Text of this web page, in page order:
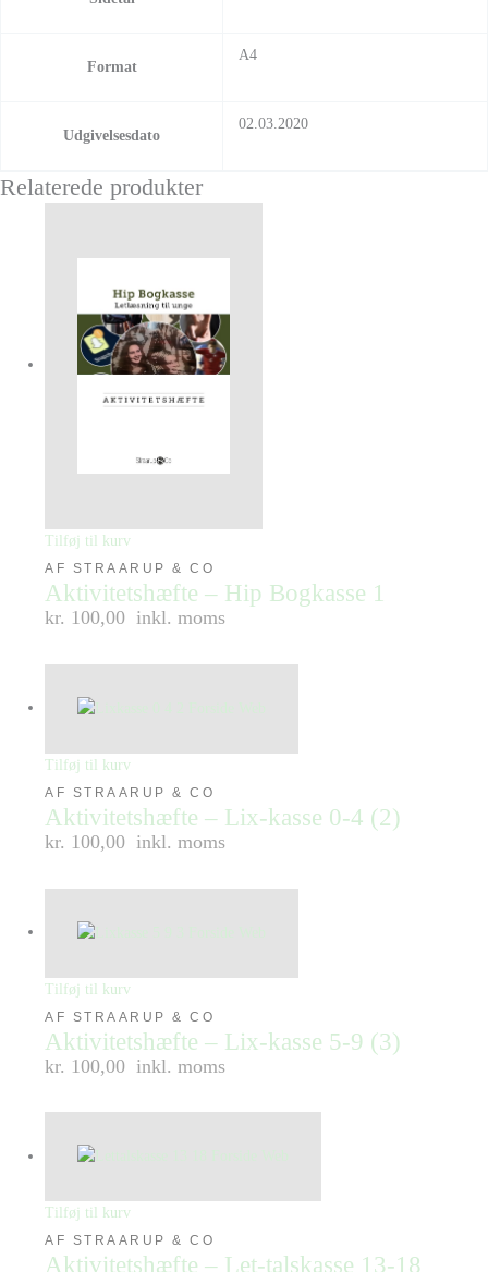
Format
A4
Udgivelsesdato
02.03.2020
Relaterede produkter
Tilføj til kurv
AF STRAARUP & CO
Aktivitetshæfte – Hip Bogkasse 1
kr. 100,00 inkl. moms
Tilføj til kurv
AF STRAARUP & CO
Aktivitetshæfte – Lix-kasse 0-4 (2)
kr. 100,00 inkl. moms
Tilføj til kurv
AF STRAARUP & CO
Aktivitetshæfte – Lix-kasse 5-9 (3)
kr. 100,00 inkl. moms
Tilføj til kurv
AF STRAARUP & CO
Aktivitetshæfte – Let-talskasse 13-18